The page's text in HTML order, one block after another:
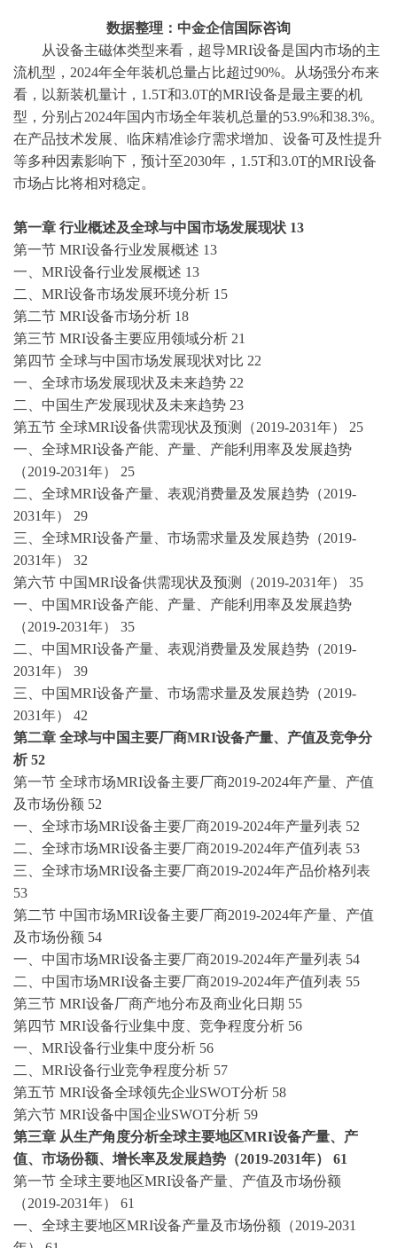
数据整理：中金企信国际咨询
从设备主磁体类型来看，超导MRI设备是国内市场的主
流机型，2024年全年装机总量占比超过90%。从场强分布来
看，以新装机量计，1.5T和3.0T的MRI设备是最主要的机
型，分别占2024年国内市场全年装机总量的53.9%和38.3%。
在产品技术发展、临床精准诊疗需求增加、设备可及性提升
等多种因素影响下，预计至2030年，1.5T和3.0T的MRI设备
市场占比将相对稳定。
第一章 行业概述及全球与中国市场发展现状 13
第一节 MRI设备行业发展概述 13
一、 MRI设备行业发展概述 13
二、 MRI设备市场发展环境分析 15
第二节 MRI设备市场分析 18
第三节 MRI设备主要应用领域分析 21
第四节 全球与中国市场发展现状对比 22
一、全球市场发展现状及未来趋势 22
二、中国生产发展现状及未来趋势 23
第五节 全球MRI设备供需现状及预测（2019-2031年） 25
一、全球MRI设备产能、产量、产能利用率及发展趋势
（2019-2031年） 25
二、全球MRI设备产量、表观消费量及发展趋势（2019-
2031年） 29
三、全球MRI设备产量、市场需求量及发展趋势（2019-
2031年） 32
第六节 中国MRI设备供需现状及预测（2019-2031年） 35
一、中国MRI设备产能、产量、产能利用率及发展趋势
（2019-2031年） 35
二、中国MRI设备产量、表观消费量及发展趋势（2019-
2031年） 39
三、中国MRI设备产量、市场需求量及发展趋势（2019-
2031年） 42
第二章 全球与中国主要厂商MRI设备产量、产值及竞争分
析 52
第一节 全球市场MRI设备主要厂商2019-2024年产量、产值
及市场份额 52
一、全球市场MRI设备主要厂商2019-2024年产量列表 52
二、全球市场MRI设备主要厂商2019-2024年产值列表 53
三、全球市场MRI设备主要厂商2019-2024年产品价格列表
53
第二节 中国市场MRI设备主要厂商2019-2024年产量、产值
及市场份额 54
一、中国市场MRI设备主要厂商2019-2024年产量列表 54
二、中国市场MRI设备主要厂商2019-2024年产值列表 55
第三节 MRI设备厂商产地分布及商业化日期 55
第四节 MRI设备行业集中度、竞争程度分析 56
一、 MRI设备行业集中度分析 56
二、 MRI设备行业竞争程度分析 57
第五节 MRI设备全球领先企业SWOT分析 58
第六节 MRI设备中国企业SWOT分析 59
第三章 从生产角度分析全球主要地区MRI设备产量、产
值、市场份额、增长率及发展趋势（2019-2031年） 61
第一节 全球主要地区MRI设备产量、产值及市场份额
（2019-2031年） 61
一、全球主要地区MRI设备产量及市场份额（2019-2031